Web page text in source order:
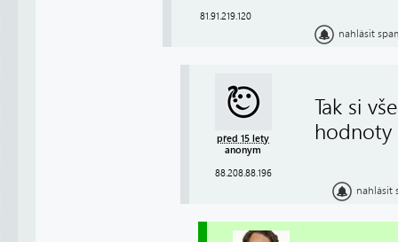
81.91.219.120
nahlásit
před 15 lety
anonym
88.208.88.196
Tak si
hodnoty
nahlásit